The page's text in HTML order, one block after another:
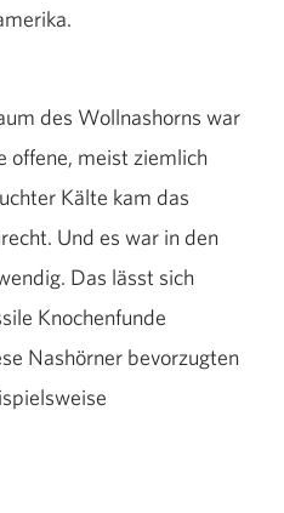
des Wollnashorns war
offene, meist ziemlich
Kälte kam das
Und es war in den
Das lässt sich
Knochenfunde
Nashörner bevorzugten